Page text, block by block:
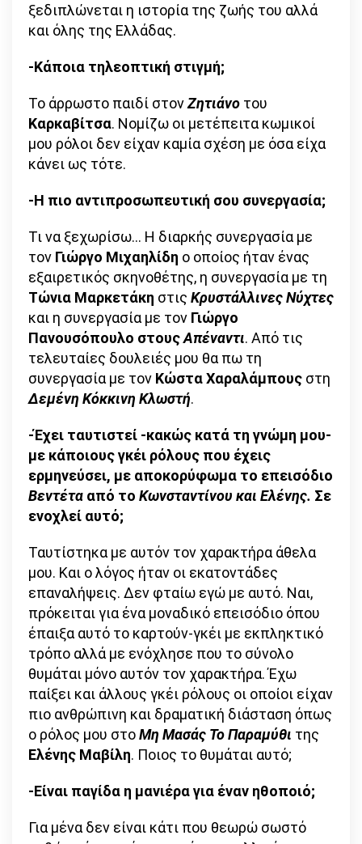
ξεδιπλώνεται η ιστορία της ζωής του αλλά
και όλης της Ελλάδας.
-Κάποια τηλεοπτική στιγμή;
Το άρρωστο παιδί στονΖητιάνο του
Καρκαβίτσα. Νομίζω οι μετέπειτα κωμικοί
μου ρόλοι δεν είχαν καμία σχέση με όσα είχα
κάνει ως τότε.
-Η πιο αντιπροσωπευτική σου συνεργασία;
Τι να ξεχωρίσω… Η διαρκής συνεργασία με
τον Γιώργο Μιχαηλίδη ο οποίος ήταν ένας
εξαιρετικός σκηνοθέτης, η συνεργασία με τη
Τώνια Μαρκετάκη στις Κρυστάλλινες Νύχτες
και η συνεργασία με τον Γιώργο
Πανουσόπουλο στουςΑπέναντι. Από τις
τελευταίες δουλειές μου θα πω τη
συνεργασία με τον Κώστα Χαραλάμπους στη
Δεμένη Κόκκινη Κλωστή.
-Έχει ταυτιστεί -κακώς κατά τη γνώμη μου-
με κάποιους γκέι ρόλους που έχεις
ερμηνεύσει, με αποκορύφωμα το επεισόδιο
Βεντέτα από το Κωνσταντίνου και Ελένης. Σε
ενοχλεί αυτό;
Ταυτίστηκα με αυτόν τον χαρακτήρα άθελα
μου. Και ο λόγος ήταν οι εκατοντάδες
επαναλήψεις. Δεν φταίω εγώ με αυτό. Ναι,
πρόκειται για ένα μοναδικό επεισόδιο όπου
έπαιξα αυτό το καρτούν-γκέι με εκπληκτικό
τρόπο αλλά με ενόχλησε που το σύνολο
θυμάται μόνο αυτόν τον χαρακτήρα. Έχω
παίξει και άλλους γκέι ρόλους οι οποίοι είχαν
πιο ανθρώπινη και δραματική διάσταση όπως
ο ρόλος μου στοΜη Μασάς Το Παραμύθι της
Ελένης Μαβίλη. Ποιος το θυμάται αυτό;
-Είναι παγίδα η μανιέρα για έναν ηθοποιό;
Για μένα δεν είναι κάτι που θεωρώ σωστό